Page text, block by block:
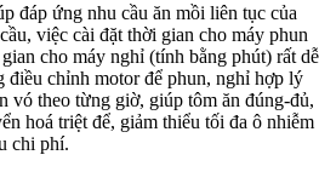
đáp ứng nhu cầu ăn mồi liên tục của
việc cài đặt thời gian cho máy phun
cho máy nghỉ (tính bằng phút) rất dễ
điều chỉnh motor để phun, nghỉ hợp lý
vó theo từng giờ, giúp tôm ăn đúng-đủ,
hoá triệt để, giảm thiểu tối đa ô nhiễm
chi phí.